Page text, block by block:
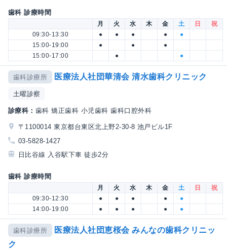
歯科 診療時間
月 火 水 木 金 土 日
祝
09:30-13:30
● ● ● ●
●
15:00-19:00
● ●
●
15:00-17:00
● ●
歯科診療所 医療法人社団華清会 清水歯科クリニック
土曜診察
診療科： 歯科 矯正歯科 小児歯科 歯科口腔外科
〒1100014 東京都台東区北上野2-30-8 池戸ビル1F
03-5828-1427
日比谷線 入谷駅下車 徒歩2分
歯科 診療時間
月 火 水 木 金 土 日
祝
09:30-12:30
● ● ● ●
●
14:00-19:00
● ● ● ● ●
歯科診療所
医療法人社団恵桜会 みんなの歯科クリニッ
ク